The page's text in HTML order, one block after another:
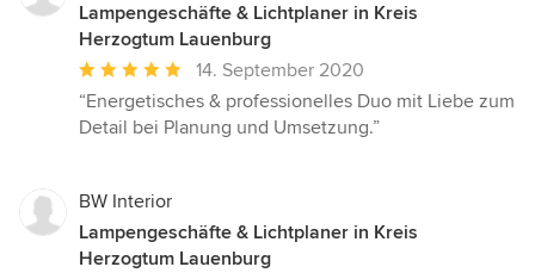
Lampengeschäfte & Lichtplaner in Kreis
Herzogtum Lauenburg
Durchschnittliche
Bewertung:
5
Sternen
14. September 2020
“Energetisches & professionelles Duo mit Liebe zum
Detail bei Planung und Umsetzung.”
BW Interior
Lampengeschäfte & Lichtplaner in Kreis
Herzogtum Lauenburg